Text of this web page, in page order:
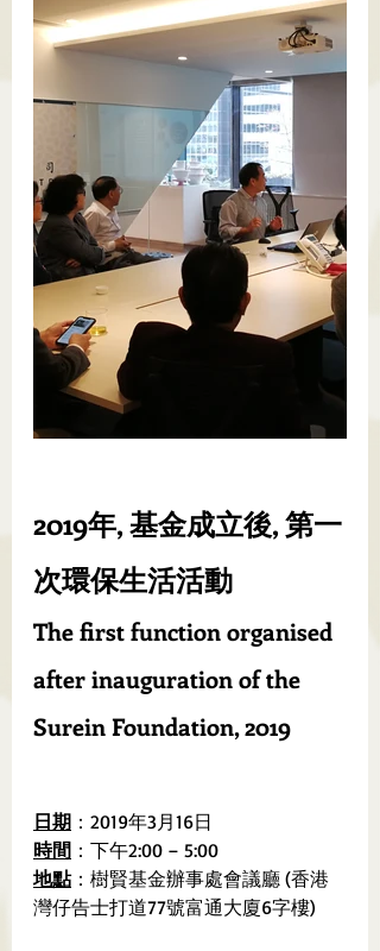
2019年, 基金成立後, 第一
次環保生活活動
The first function organised
after inauguration of the
Surein Foundation, 2019
日期 ：2019年3月16日
時間 ：下午2:00 – 5:00
地點：樹賢基金辦事處會議廳 (香港
灣仔告士打道77號富通大廈6字樓)